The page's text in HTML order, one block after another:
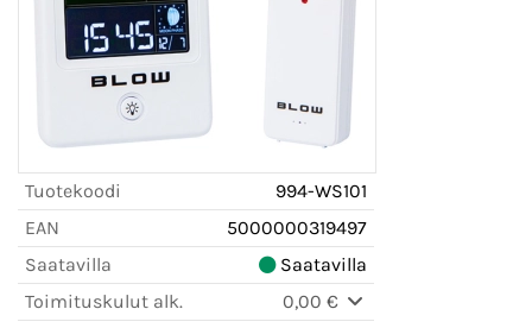
Tuotekoodi
994-WS101
EAN
5000000319497
Saatavilla
Saatavilla
Toimituskulut alk.
0,00 €